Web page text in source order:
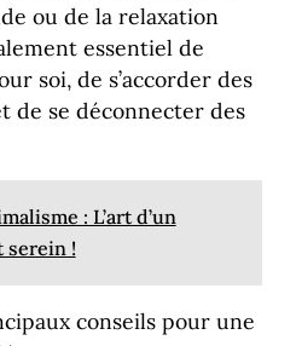
ou de la relaxation
essentiel de
soi, de s’accorder des
de se déconnecter des
: L’art d’un
serein !
conseils pour une